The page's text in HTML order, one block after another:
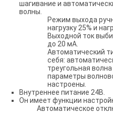
шагивание и
волны.
Режим выхода
нагрузку 25% и
Выходной ток
до 20 мА.
Автоматический
себя:
треугольная
параметры
настроены.
Внутреннее питание 24В.
Он имеет функции
Автоматическое